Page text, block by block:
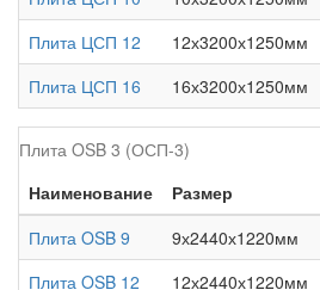
Плита ЦСП 12
12х3200х1250мм
Плита ЦСП 16
16х3200х1250мм
Плита OSB 3 (ОСП-3)
Наименование
Размер
Плита OSB 9
9х2440х1220мм
Плита OSB 12
12х2440х1220мм